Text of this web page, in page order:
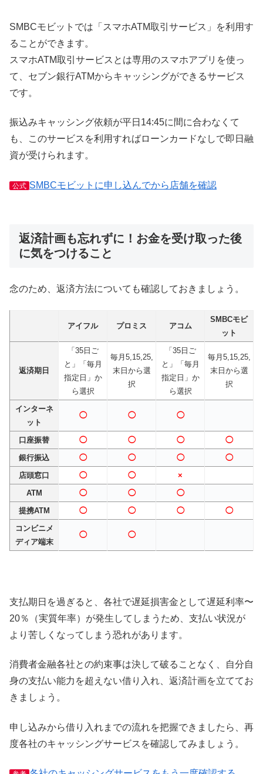
SMBCモビットでは「スマホATM取引サービス」を利用す
ることができます。
スマホATM取引サービスとは専用のスマホアプリを使っ
て、セブン銀行ATMからキャッシングができるサービス
です。
振込みキャッシング依頼が平日14:45に間に合わなくて
も、このサービスを利用すればローンカードなしで即日融
資が受けられます。
公式 SMBCモビットに申し込んでから店舗を確認
返済計画も忘れずに！お金を受け取った後
に気をつけること
念のため、返済方法についても確認しておきましょう。
アイフル プロミス アコム
SMBCモビ
ット
返済期日
「35日ご
と」「毎月
指定日」か
ら選択
毎月5,15,25,
末日から選
択
「35日ご
と」「毎月
指定日」か
ら選択
毎月5,15,25,
末日から選
択
インターネ
ット
◯ ◯ ◯
口座振替 ◯ ◯ ◯
◯
銀行振込
◯ ◯ ◯
◯
店頭窓口
◯ ◯
×
ATM
◯ ◯
◯
提携ATM
◯ ◯ ◯
◯
コンビニメ
ディア端末
◯ ◯
支払期日を過ぎると、各社で遅延損害金として遅延利率〜
20％（実質年率）が発生してしまうため、支払い状況が
より苦しくなってしまう恐れがあります。
消費者金融各社との約束事は決して破ることなく、自分自
身の支払い能力を超えない借り入れ、返済計画を立ててお
きましょう。
申し込みから借り入れまでの流れを把握できましたら、再
度各社のキャッシングサービスを確認してみましょう。